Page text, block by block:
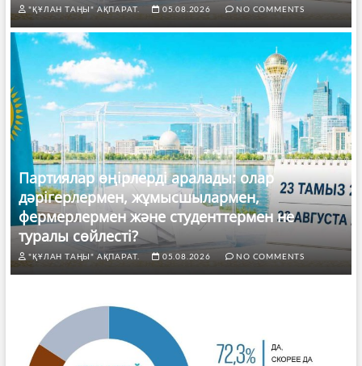
"ҚҰЛАН ТАҢЫ" АҚПАРАТ. 05.08.2026 NO COMMENTS
Партиялар өңірлерді аралады: олар
дәрігерлермен, жұмысшылармен,
фермерлермен және студенттермен не
туралы сөйлесті?
"ҚҰЛАН ТАҢЫ" АҚПАРАТ. 05.08.2026 NO COMMENTS